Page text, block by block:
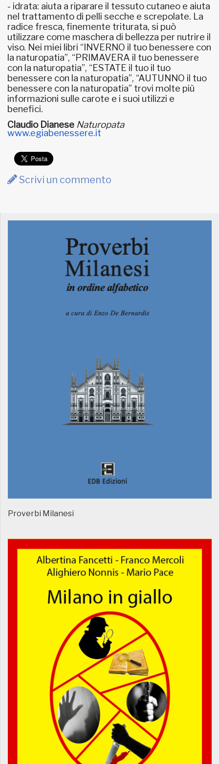
- idrata: aiuta a riparare il tessuto cutaneo e aiuta
nel trattamento di pelli secche e screpolate. La
radice fresca, finemente triturata, si può
utilizzare come maschera di bellezza per nutrire il
viso. Nei miei libri “INVERNO il tuo benessere con
la naturopatia”, “PRIMAVERA il tuo benessere
con la naturopatia”, “ESTATE il tuo il tuo
benessere con la naturopatia”, “AUTUNNO il tuo
benessere con la naturopatia” trovi molte più
informazioni sulle carote e i suoi utilizzi e
benefici.
Claudio Dianese Naturopata
www.egiabenessere.it
Scrivi un commento
Proverbi Milanesi